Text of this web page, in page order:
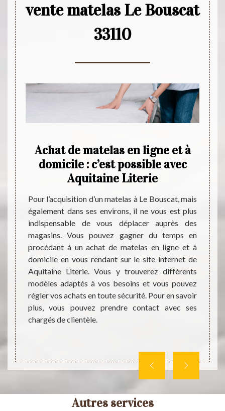
vente matelas Le Bouscat
33110
faire
qui
prix
Son
à
vous
Achat de matelas en ligne et à
domicile : c’est possible avec
Aquitaine Literie
Pour l’acquisition d’un matelas à Le Bouscat, mais
également dans ses environs, il ne vous est plus
indispensable de vous déplacer auprès des
magasins. Vous pouvez gagner du temps en
procédant à un achat de matelas en ligne et à
domicile en vous rendant sur le site internet de
Aquitaine Literie. Vous y trouverez différents
modèles adaptés à vos besoins et vous pouvez
régler vos achats en toute sécurité. Pour en savoir
plus, vous pouvez prendre contact avec ses
chargés de clientèle.
prix
Autres services